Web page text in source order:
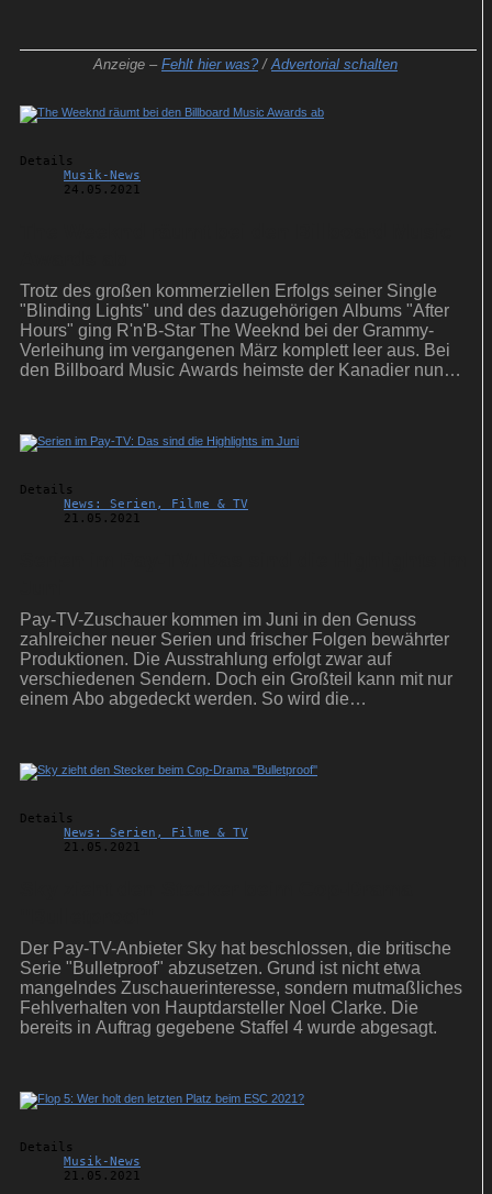
Anzeige – Fehlt hier was? /Advertorial schalten
Details
Musik-News
24.05.2021
Trotz des großen kommerziellen Erfolgs seiner Single
"Blinding Lights" und des dazugehörigen Albums "After
Hours" ging R'n'B-Star The Weeknd bei der Grammy-
Verleihung im vergangenen März komplett leer aus. Bei
den Billboard Music Awards heimste der Kanadier nun
Details
News: Serien, Filme & TV
21.05.2021
Pay-TV-Zuschauer kommen im Juni in den Genuss
zahlreicher neuer Serien und frischer Folgen bewährter
Produktionen. Die Ausstrahlung erfolgt zwar auf
verschiedenen Sendern. Doch ein Großteil kann mit nur
einem Abo abgedeckt werden. So wird die
Details
News: Serien, Filme & TV
21.05.2021
Der Pay-TV-Anbieter Sky hat beschlossen, die britische
Serie "Bulletproof" abzusetzen. Grund ist nicht etwa
mangelndes Zuschauerinteresse, sondern mutmaßliches
Fehlverhalten von Hauptdarsteller Noel Clarke. Die
bereits in Auftrag gegebene Staffel 4 wurde abgesagt.
Details
Musik-News
21.05.2021